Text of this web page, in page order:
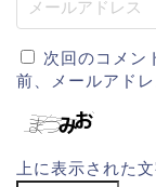
次回のコメン
前、メールアド
上に表示された